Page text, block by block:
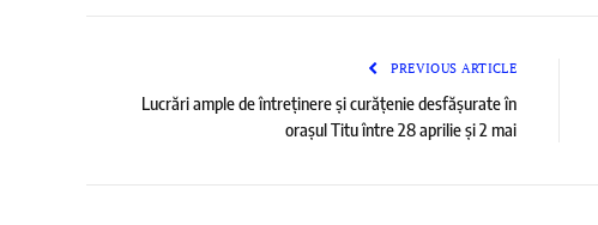
PREVIOUS ARTICLE
Lucrări ample de întreținere și curățenie desfășurate în
orașul Titu între 28 aprilie și 2 mai